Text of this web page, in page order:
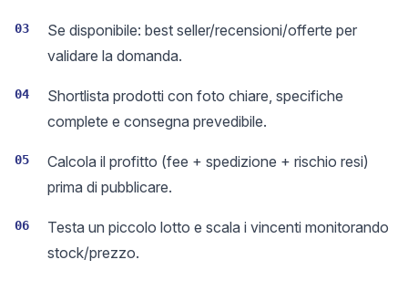
03
Se disponibile: best seller/recensioni/offerte per
validare la domanda.
04
Shortlista prodotti con foto chiare, specifiche
complete e consegna prevedibile.
05
Calcola il profitto (fee + spedizione + rischio resi)
prima di pubblicare.
06
Testa un piccolo lotto e scala i vincenti monitorando
stock/prezzo.